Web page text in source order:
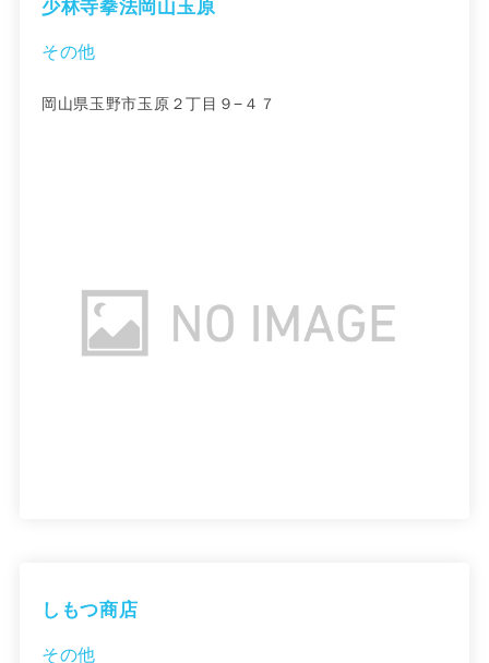
少林寺拳法岡山玉原
その他
岡山県玉野市玉原２丁目９−４７
しもつ商店
その他